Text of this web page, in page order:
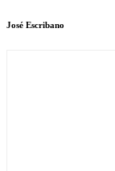
José Escribano